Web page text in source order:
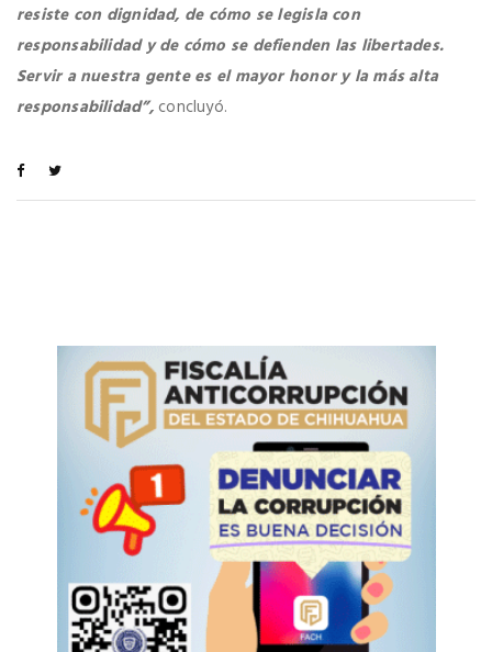
resiste con dignidad, de cómo se legisla con
responsabilidad y de cómo se defienden las libertades.
Servir a nuestra gente es el mayor honor y la más alta
responsabilidad”,concluyó.